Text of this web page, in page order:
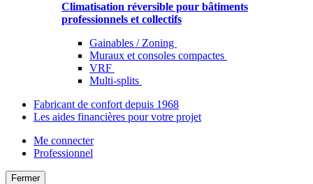
Climatisation réversible pour bâtiments
professionnels et collectifs
Gainables / Zoning
Muraux et consoles compactes
VRF
Multi-splits
Fabricant de confort depuis 1968
Les aides financières pour votre projet
Me connecter
Professionnel
Fermer